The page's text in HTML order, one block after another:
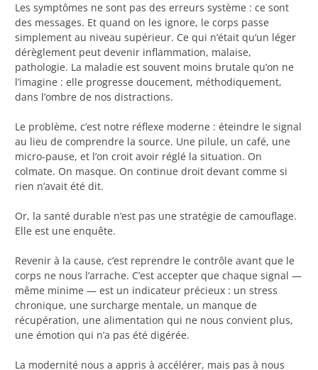
Les symptômes ne sont pas des erreurs système : ce sont
des messages. Et quand on les ignore, le corps passe
simplement au niveau supérieur. Ce qui n’était qu’un léger
dérèglement peut devenir inflammation, malaise,
pathologie. La maladie est souvent moins brutale qu’on ne
l’imagine : elle progresse doucement, méthodiquement,
dans l’ombre de nos distractions.
Le problème, c’est notre réflexe moderne : éteindre le signal
au lieu de comprendre la source. Une pilule, un café, une
micro-pause, et l’on croit avoir réglé la situation. On
colmate. On masque. On continue droit devant comme si
rien n’avait été dit.
Or, la santé durable n’est pas une stratégie de camouflage.
Elle est une enquête.
Revenir à la cause, c’est reprendre le contrôle avant que le
corps ne nous l’arrache. C’est accepter que chaque signal —
même minime — est un indicateur précieux : un stress
chronique, une surcharge mentale, un manque de
récupération, une alimentation qui ne nous convient plus,
une émotion qui n’a pas été digérée.
La modernité nous a appris à accélérer, mais pas à nous